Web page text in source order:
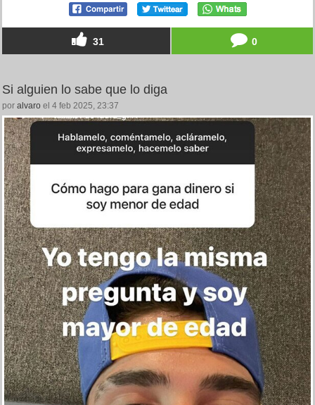
31 0
Si alguien lo sabe que lo diga
por alvaro el 4 feb 2025, 23:37